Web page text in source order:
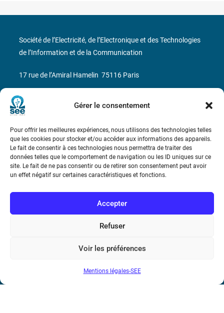
Gérer le consentement
Pour offrir les meilleures expériences, nous utilisons des technologies telles
que les cookies pour stocker et/ou accéder aux informations des appareils.
Le fait de consentir à ces technologies nous permettra de traiter des
données telles que le comportement de navigation ou les ID uniques sur ce
site. Le fait de ne pas consentir ou de retirer son consentement peut avoir
un effet négatif sur certaines caractéristiques et fonctions.
Accepter
Refuser
Voir les préférences
Mentions légales-SEE
Bicentenaire des découvertes d’André-
Conditions Générales de Vente
Mentions légales
Société de l’Electricité, de l’Electronique et des Technologies
de l’Information et de la Communication
17 rue de l’Amiral Hamelin 75116 Paris
Métro : « Boissière » Ligne 6 et « Iéna » Ligne 9
N° de SIREN : 785 393 232, Code APE : 9412Z TVA intra-
communautaire : FR44 785 393 232